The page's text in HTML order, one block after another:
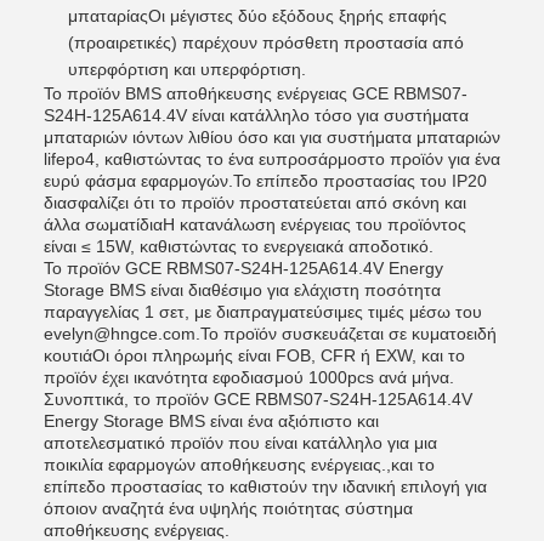
μπαταρίαςΟι μέγιστες δύο εξόδους ξηρής επαφής
(προαιρετικές) παρέχουν πρόσθετη προστασία από
υπερφόρτιση και υπερφόρτιση.
Το προϊόν BMS αποθήκευσης ενέργειας GCE RBMS07-
S24H-125A614.4V είναι κατάλληλο τόσο για συστήματα
μπαταριών ιόντων λιθίου όσο και για συστήματα μπαταριών
lifepo4, καθιστώντας το ένα ευπροσάρμοστο προϊόν για ένα
ευρύ φάσμα εφαρμογών.Το επίπεδο προστασίας του IP20
διασφαλίζει ότι το προϊόν προστατεύεται από σκόνη και
άλλα σωματίδιαΗ κατανάλωση ενέργειας του προϊόντος
είναι ≤ 15W, καθιστώντας το ενεργειακά αποδοτικό.
Το προϊόν GCE RBMS07-S24H-125A614.4V Energy
Storage BMS είναι διαθέσιμο για ελάχιστη ποσότητα
παραγγελίας 1 σετ, με διαπραγματεύσιμες τιμές μέσω του
evelyn@hngce.com.Το προϊόν συσκευάζεται σε κυματοειδή
κουτιάΟι όροι πληρωμής είναι FOB, CFR ή EXW, και το
προϊόν έχει ικανότητα εφοδιασμού 1000pcs ανά μήνα.
Συνοπτικά, το προϊόν GCE RBMS07-S24H-125A614.4V
Energy Storage BMS είναι ένα αξιόπιστο και
αποτελεσματικό προϊόν που είναι κατάλληλο για μια
ποικιλία εφαρμογών αποθήκευσης ενέργειας.,και το
επίπεδο προστασίας το καθιστούν την ιδανική επιλογή για
όποιον αναζητά ένα υψηλής ποιότητας σύστημα
αποθήκευσης ενέργειας.